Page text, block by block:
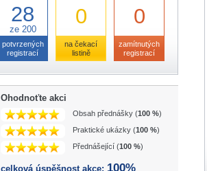
28
ze 200
potvrzených
registrací
0
na čekací
listině
0
zamítnutých
registrací
Ohodnoťte akci
Obsah přednášky (100 %)
Praktické ukázky (100 %)
Přednášející (100 %)
celková úspěšnost akce: 100%